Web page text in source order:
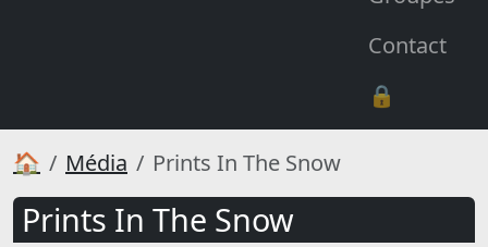
Contact
🔒
🏠 Média Prints In The Snow
Prints In The Snow